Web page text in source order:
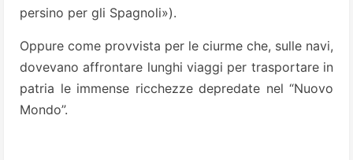
persino per gli Spagnoli»).
Oppure come provvista per le ciurme che, sulle navi,
dovevano affrontare lunghi viaggi per trasportare in
patria le immense ricchezze depredate nel “Nuovo
Mondo”.